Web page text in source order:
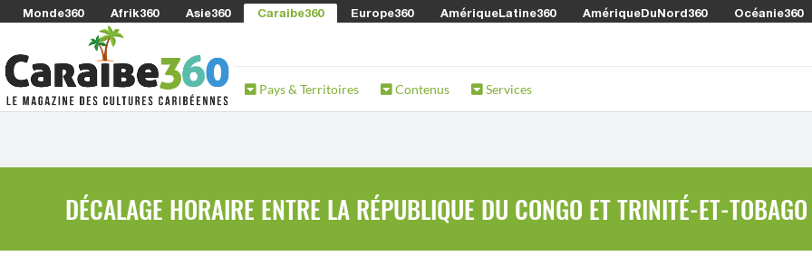
Monde360 Afrik360 Asie360 Caraibe360 Europe360 AmériqueLatine360 AmériqueDuNord360 Océanie360
Pays & Territoires Contenus Services
DÉCALAGE HORAIRE ENTRE LA RÉPUBLIQUE DU CONGO ET TRINITÉ-ET-TOBAGO